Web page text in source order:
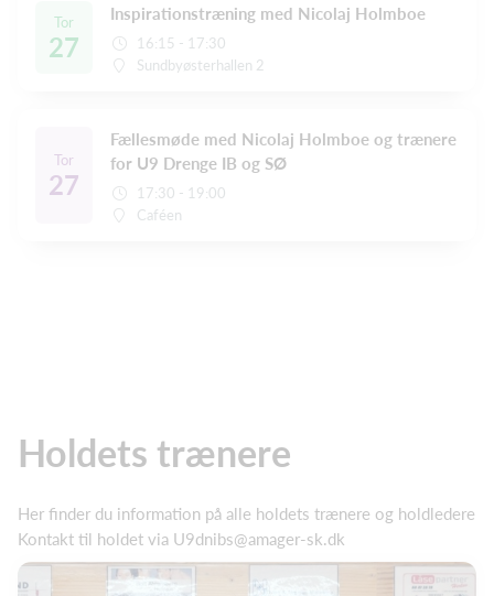
Tor
27
Inspirationstræning med Nicolaj Holmboe
16:15 - 17:30
Sundbyøsterhallen 2
Tor
27
Fællesmøde med Nicolaj Holmboe og trænere
for U9 Drenge IB og SØ
17:30 - 19:00
Caféen
Holdets trænere
Her finder du information på alle holdets trænere og holdledere
Kontakt til holdet via U9dnibs@amager-sk.dk